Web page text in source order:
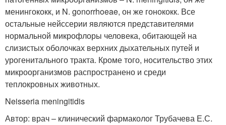
менингококк, и N. gonorrhoeae, он же гонококк. Все
остальные нейссерии являются представителями
нормальной микрофлоры человека, обитающей на
слизистых оболочках верхних дыхательных путей и
урогенитального тракта. Кроме того, носительство этих
микроорганизмов распространено и среди
теплокровных животных.
Neisseria meningitidis
Автор: врач – клинический фармаколог Трубачева Е.С.